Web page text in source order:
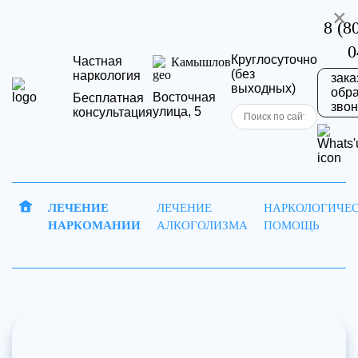
Частная
наркология
Бесплатная
консультация
Камышлов
Восточная
улица, 5
Круглосуточно
(без
выходных)
8
ЛЕЧЕНИЕ
НАРКОМАНИИ
ЛЕЧЕНИЕ
АЛКОГОЛИЗМА
ПОМОЩЬ
Запись
наВаша
резюме
×